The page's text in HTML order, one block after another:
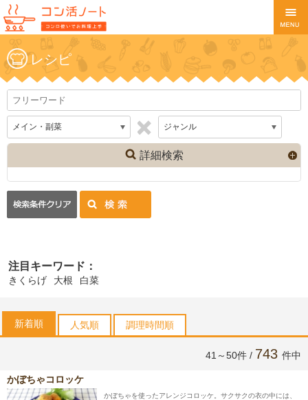
レシピ
詳細検索
注目キーワード：
きくらげ 大根 白菜
新着順 人気順 調理時間順
41～50件 / 743 件中
かぼちゃコロッケ
かぼちゃを使ったアレンジコロッケ。サクサクの衣の中には、